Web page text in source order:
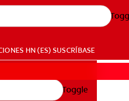
HN (ES) SUSCRÍBASE
Toggle